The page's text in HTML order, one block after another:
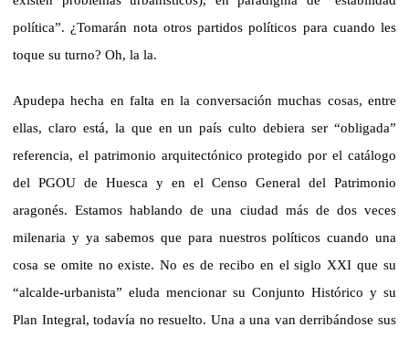
política”. ¿Tomarán nota otros partidos políticos para cuando les
toque su turno? Oh, la la.
Apudepa hecha en falta en la conversación muchas cosas, entre
ellas, claro está, la que en un país culto debiera ser “obligada”
referencia, el patrimonio arquitectónico protegido por el catálogo
del PGOU de Huesca y en el Censo General del Patrimonio
aragonés. Estamos hablando de una ciudad más de dos veces
milenaria y ya sabemos que para nuestros políticos cuando una
cosa se omite no existe. No es de recibo en el siglo XXI que su
“alcalde-urbanista” eluda mencionar su Conjunto Histórico y su
Plan Integral, todavía no resuelto. Una a una van derribándose sus